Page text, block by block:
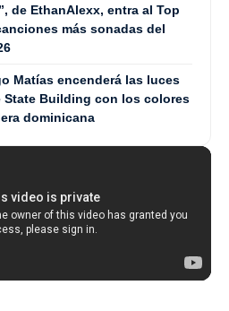
de EthanAlexx, entra al Top
más sonadas del
Matías encenderá las luces
State Building con los colores
dominicana